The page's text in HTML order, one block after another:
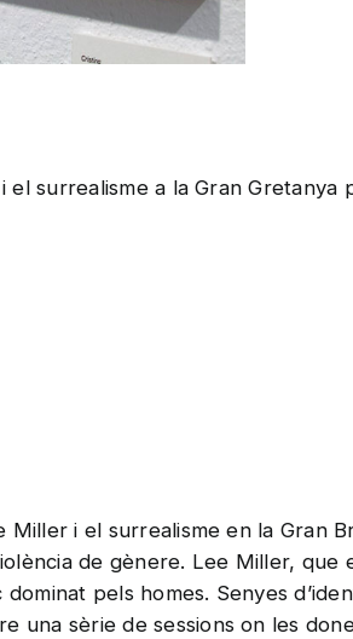
surrealisme a la Gran Gretanya
i el surrealisme en la Gran
de gènere. Lee Miller, que
pels homes. Senyes
una sèrie de sessions on les